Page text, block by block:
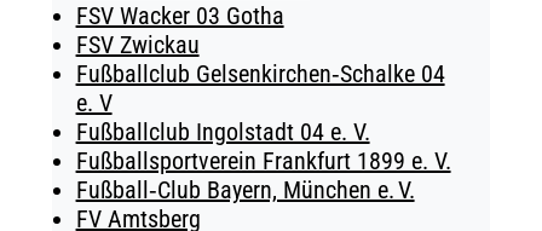
FSV Wacker 03 Gotha
FSV Zwickau
Fußballclub Gelsenkirchen‑Schalke 04
e. V
Fußballclub Ingolstadt 04 e. V.
Fußballsportverein Frankfurt 1899 e. V.
Fußball‑Club Bayern, München e. V.
FV Amtsberg